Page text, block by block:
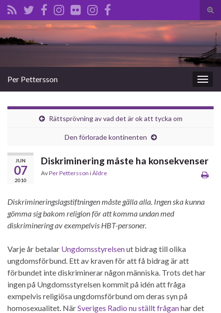
Slå
på/
Search for:
Slå
på/av
Per Pettersson
Rättsprövning av vad det är ok att tycka om
Den förlorade kontinenten
JUN
07
2010
Diskriminering måste ha konsekvenser
AvPer Pettersson iÄldre
Diskrimineringslagstiftningen måste gälla alla. Ingen ska kunna
gömma sig bakom religion för att komma undan med
diskriminering av exempelvis HBT-personer.
Varje år betalar Ungdomsstyrelsenut bidrag till olika
ungdomsförbund. Ett av kraven för att få bidrag är att
förbundet inte diskriminerar någon människa. Trots det har
ingen på Ungdomsstyrelsen kommit på idén att fråga
exmpelvis religiösa ungdomsförbund om deras syn på
homosexualitet. NärSveriges Radio nu ställt fråganhar det